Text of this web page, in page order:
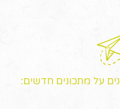
על מתכונים חדשים: